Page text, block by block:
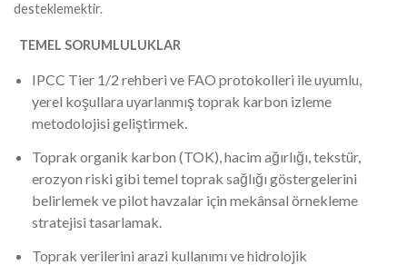
desteklemektir.
TEMEL SORUMLULUKLAR
IPCC Tier 1/2 rehberi ve FAO protokolleri ile uyumlu,
yerel koşullara uyarlanmış toprak karbon izleme
metodolojisi geliştirmek.
Toprak organik karbon (TOK), hacim ağırlığı, tekstür,
erozyon riski gibi temel toprak sağlığı göstergelerini
belirlemek ve pilot havzalar için mekânsal örnekleme
stratejisi tasarlamak.
Toprak verilerini arazi kullanımı ve hidrolojik